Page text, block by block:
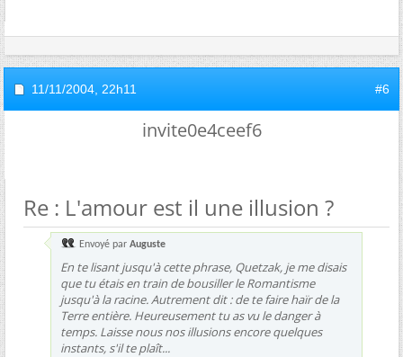
11/11/2004, 22h11 #6
invite0e4ceef6
Re : L'amour est il une illusion ?
Envoyé par Auguste
En te lisant jusqu'à cette phrase, Quetzak, je me disais
que tu étais en train de bousiller le Romantisme
jusqu'à la racine. Autrement dit : de te faire haïr de la
Terre entière. Heureusement tu as vu le danger à
temps. Laisse nous nos illusions encore quelques
instants, s'il te plaît...